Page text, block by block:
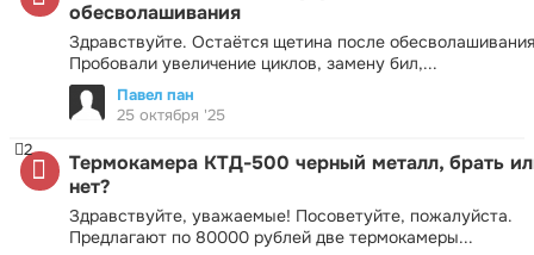
обесволашивания
Здравствуйте. Остаётся щетина после
Пробовали увеличение циклов, замену бил,...
Павел пан
25 октября '25
Термокамера КТД-500 черный металл, брать
нет?
Здравствуйте, уважаемые! Посоветуйте, пожалуйста.
Предлагают по 80000 рублей две термокамеры...
2